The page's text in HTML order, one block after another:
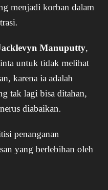
menjadi korban dalam
Manuputty,
untuk tidak melihat
karena ia adalah
tak lagi bisa ditahan,
diabaikan.
penanganan
yang berlebihan oleh